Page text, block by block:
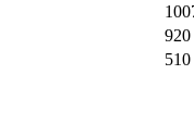
920
510